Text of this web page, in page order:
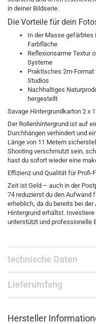
in deiner Bildserie.
Die Vorteile für dein
In der Masse gefärbtes
Farbfläche
Reflexionsarme Textur
Systeme
Praktisches 2m-
Studios
Nachhaltiges
hergestellt
Savage Hintergrundkarton 2 x
Der Rollenhintergrund ist auf
Durchhängen verhindert und
Länge von 11 Metern
Shooting verschmutzt sein,
hast du sofort wieder eine
Effizienz und Qualität für Profi-
Zeit ist Geld – auch in der
74 reduzierst du den Aufwand
erheblich, da du bereits bei
Hintergrund erhältst.
unterstützt und professionelle
technische Daten
Lieferumfang
Hersteller